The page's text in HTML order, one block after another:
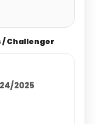
/ Challenger
2025